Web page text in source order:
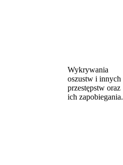
Wykrywania
oszustw i innych
przestępstw oraz
ich zapobiegania.